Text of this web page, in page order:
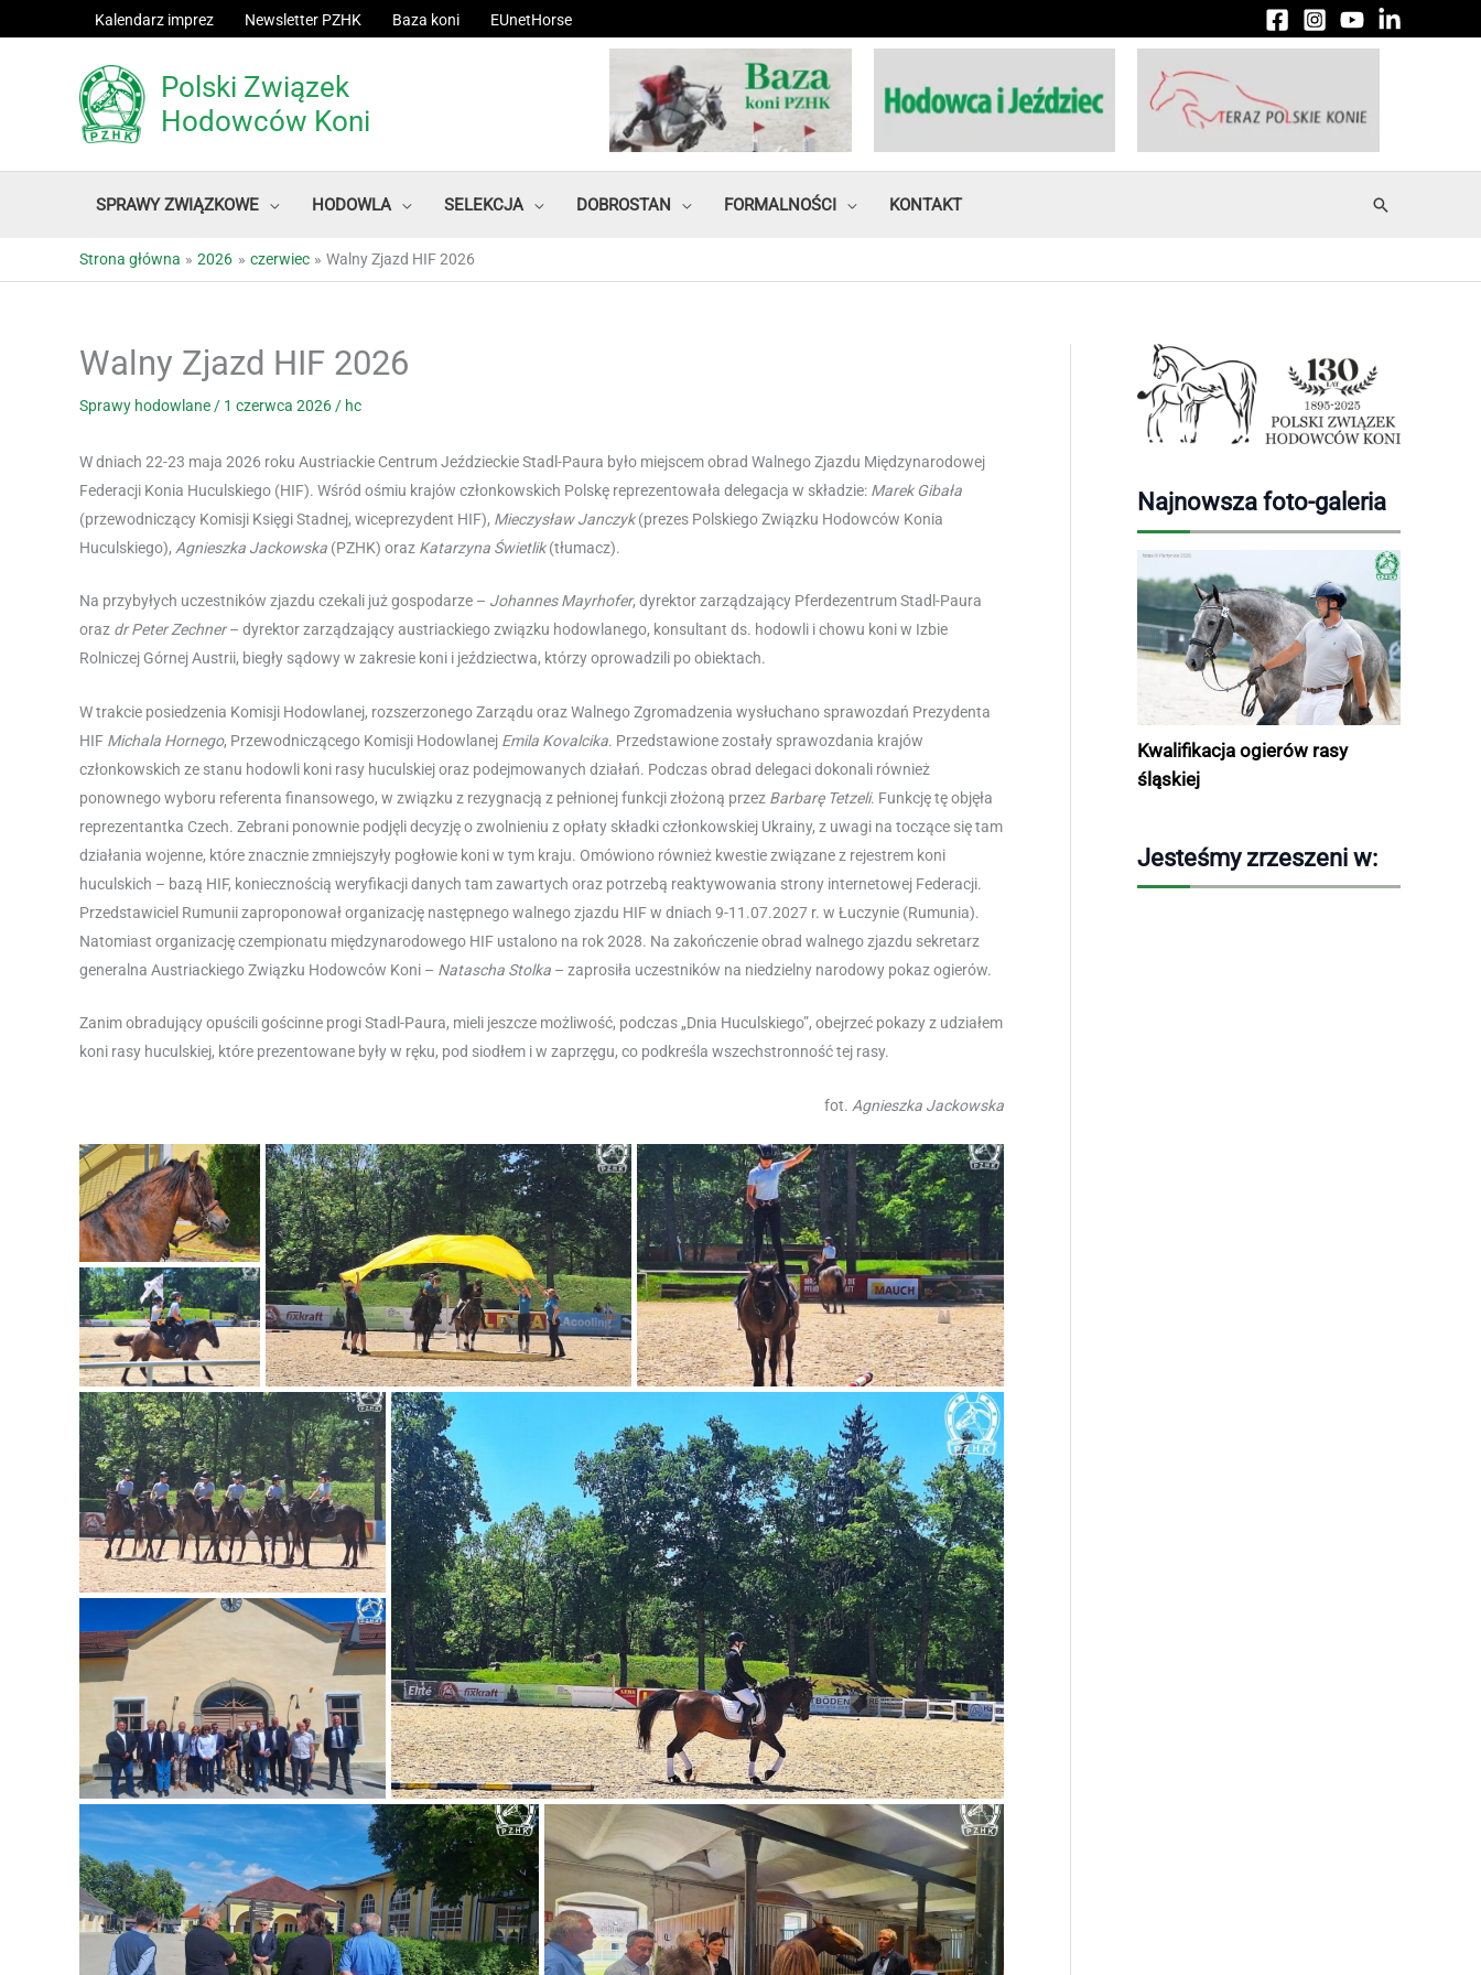
do
Kalendarz imprez Newsletter PZHK Baza koni EUnetHorse
Polski Związek
Hodowców Koni
SPRAWY ZWIĄZKOWE HODOWLA SELEKCJA DOBROSTAN FORMALNOŚCI KONTAKT Szukaj
Strona główna 2026 czerwiec Walny Zjazd HIF 2026
Walny Zjazd HIF 2026
Sprawy hodowlane / 1 czerwca 2026 / hc
W dniach 22-23 maja 2026 roku Austriackie Centrum Jeździeckie Stadl-Paura było miejscem obrad Walnego Zjazdu Międzynarodowej
Federacji Konia Huculskiego (HIF). Wśród ośmiu krajów członkowskich Polskę reprezentowała delegacja w składzie: Marek Gibała
(przewodniczący Komisji Księgi Stadnej, wiceprezydent HIF), Mieczysław Janczyk(prezes Polskiego Związku Hodowców Konia
Huculskiego), Agnieszka Jackowska (PZHK) oraz Katarzyna Świetlik(tłumacz).
Na przybyłych uczestników zjazdu czekali już gospodarze – Johannes Mayrhofer, dyrektor zarządzający Pferdezentrum Stadl-Paura
oraz dr Peter Zechner– dyrektor zarządzający austriackiego związku hodowlanego, konsultant ds. hodowli i chowu koni w Izbie
Rolniczej Górnej Austrii, biegły sądowy w zakresie koni i jeździectwa, którzy oprowadzili po obiektach.
W trakcie posiedzenia Komisji Hodowlanej, rozszerzonego Zarządu oraz Walnego Zgromadzenia wysłuchano sprawozdań Prezydenta
HIF Michala Hornego, Przewodniczącego Komisji Hodowlanej Emila Kovalcika. Przedstawione zostały sprawozdania krajów
członkowskich ze stanu hodowli koni rasy huculskiej oraz podejmowanych działań. Podczas obrad delegaci dokonali również
ponownego wyboru referenta finansowego, w związku z rezygnacją z pełnionej funkcji złożoną przez Barbarę Tetzeli. Funkcję tę objęła
reprezentantka Czech. Zebrani ponownie podjęli decyzję o zwolnieniu z opłaty składki członkowskiej Ukrainy, z uwagi na toczące się tam
działania wojenne, które znacznie zmniejszyły pogłowie koni w tym kraju. Omówiono również kwestie związane z rejestrem koni
huculskich – bazą HIF, koniecznością weryfikacji danych tam zawartych oraz potrzebą reaktywowania strony internetowej Federacji.
Przedstawiciel Rumunii zaproponował organizację następnego walnego zjazdu HIF w dniach 9-11.07.2027 r. w Łuczynie (Rumunia).
Natomiast organizację czempionatu międzynarodowego HIF ustalono na rok 2028. Na zakończenie obrad walnego zjazdu sekretarz
generalna Austriackiego Związku Hodowców Koni – Natascha Stolka – zaprosiła uczestników na niedzielny narodowy pokaz ogierów.
Zanim obradujący opuścili gościnne progi Stadl-Paura, mieli jeszcze możliwość, podczas „Dnia Huculskiego”, obejrzeć pokazy z udziałem
koni rasy huculskiej, które prezentowane były w ręku, pod siodłem i w zaprzęgu, co podkreśla wszechstronność tej rasy.
fot. Agnieszka Jackowska
Najnowsza foto-galeria
Kwalifikacja ogierów rasy
śląskiej
Jesteśmy zrzeszeni w: